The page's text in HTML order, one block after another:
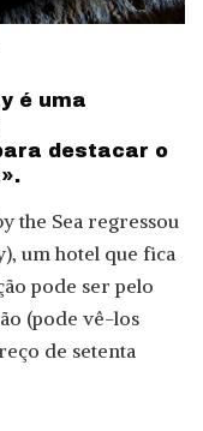
é uma
destacar o
the Sea regressou
um hotel que fica
pode ser pelo
(pode vê-los
de setenta